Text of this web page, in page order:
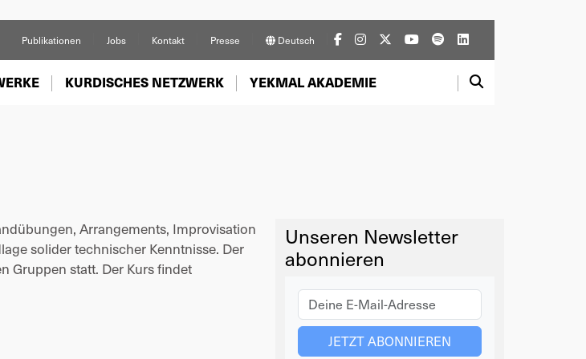
Publikationen Jobs Kontakt Presse Deutsch
KURDISCHES NETZWERK YEKMAL AKADEMIE
Arrangements, Improvisation
solider technischer Kenntnisse. Der
Gruppen statt. Der Kurs findet
Unseren Newsletter
abonnieren